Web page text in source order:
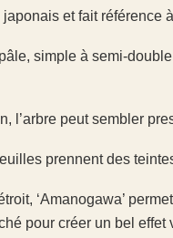
et fait référence
simple à semi-
l’arbre peut sembler
prennent des
‘Amanogawa’
pour créer un bel effet